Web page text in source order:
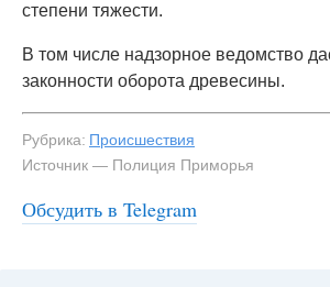
степени тяжести.
В том числе надзорное ведомство
законности оборота древесины.
Рубрика: Происшествия
Источник — Полиция Приморья
Обсудить в Telegram
#3